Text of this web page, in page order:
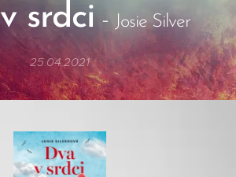
srdci- Josie Silver
25.04.2021